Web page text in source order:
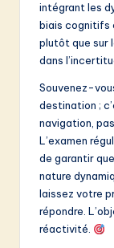
intégrant les
biais cognitifs
plutôt que sur
dans
Souvenez-
destination ;
navigation,
L’examen
de garantir
nature
laissez votre
répondre.
réactivité.